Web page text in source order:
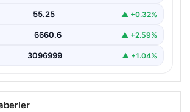
55.25 ▲ +0.32%
6660.6 ▲ +2.59%
3096999 ▲ +1.04%